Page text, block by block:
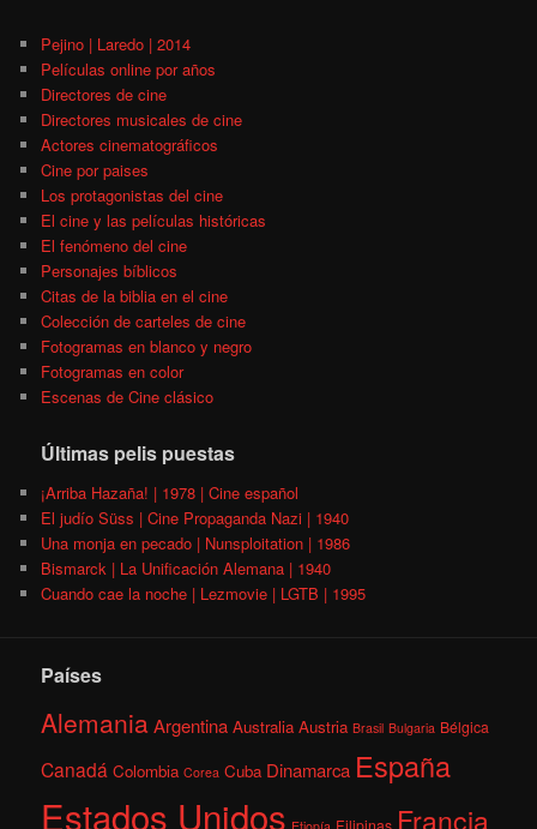
Pejino | Laredo | 2014
Películas online por años
Directores de cine
Directores musicales de cine
Actores cinematográficos
Cine por paises
Los protagonistas del cine
El cine y las películas históricas
El fenómeno del cine
Personajes bíblicos
Citas de la biblia en el cine
Colección de carteles de cine
Fotogramas en blanco y negro
Fotogramas en color
Escenas de Cine clásico
Últimas pelis puestas
¡Arriba Hazaña! | 1978 | Cine español
El judío Süss | Cine Propaganda Nazi | 1940
Una monja en pecado | Nunsploitation | 1986
Bismarck | La Unificación Alemana | 1940
Cuando cae la noche | Lezmovie | LGTB | 1995
Países
AlemaniaArgentina Australia Austria Brasil Bulgaria Bélgica
Canadá Colombia Corea Cuba Dinamarca España
Estados Unidos Francia